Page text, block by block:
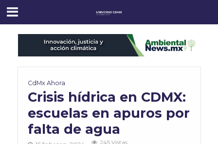
CdMx Ahora
Crisis hídrica en CDMX:
escuelas en apuros por
falta de agua